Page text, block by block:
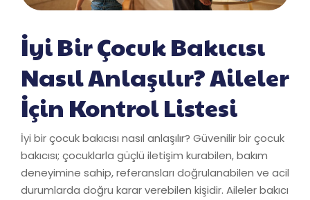
İyi Bir Çocuk Bakıcısı
Nasıl Anlaşılır? Aileler
İçin Kontrol Listesi
İyi bir çocuk bakıcısı nasıl anlaşılır? Güvenilir bir çocuk
bakıcısı; çocuklarla güçlü iletişim kurabilen, bakım
deneyimine sahip, referansları doğrulanabilen ve acil
durumlarda doğru karar verebilen kişidir. Aileler bakıcı